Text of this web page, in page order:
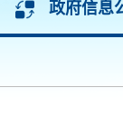
政府信息